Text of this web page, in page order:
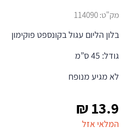
13.9
₪
המלאי אזל
מק"ט:114090
בלון הליום עגול בקונספט פוקימון
גודל: 45 ס”מ
לא מגיע מנופח